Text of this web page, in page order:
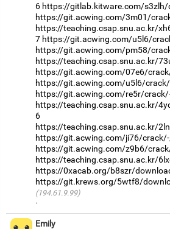
6 https://gitlab.kitware.com/
https://git.acwing.com/3m01/
https://teaching.csap.snu.ac.kr/
7 https://git.acwing.com/u5l6/
https://git.acwing.com/pm58/
https://teaching.csap.snu.ac.kr/
https://git.acwing.com/07e6/
https://git.acwing.com/u5l6/
https://git.acwing.com/re5r/
https://teaching.csap.snu.ac.kr/
6
https://teaching.csap.snu.ac.kr/
https://git.acwing.com/ji76/
https://git.acwing.com/z9b6/
https://teaching.csap.snu.ac.kr/
https://0xacab.org/b8szr/
https://git.krews.org/5wtf8/
(194.61.9.99)
·
Emily